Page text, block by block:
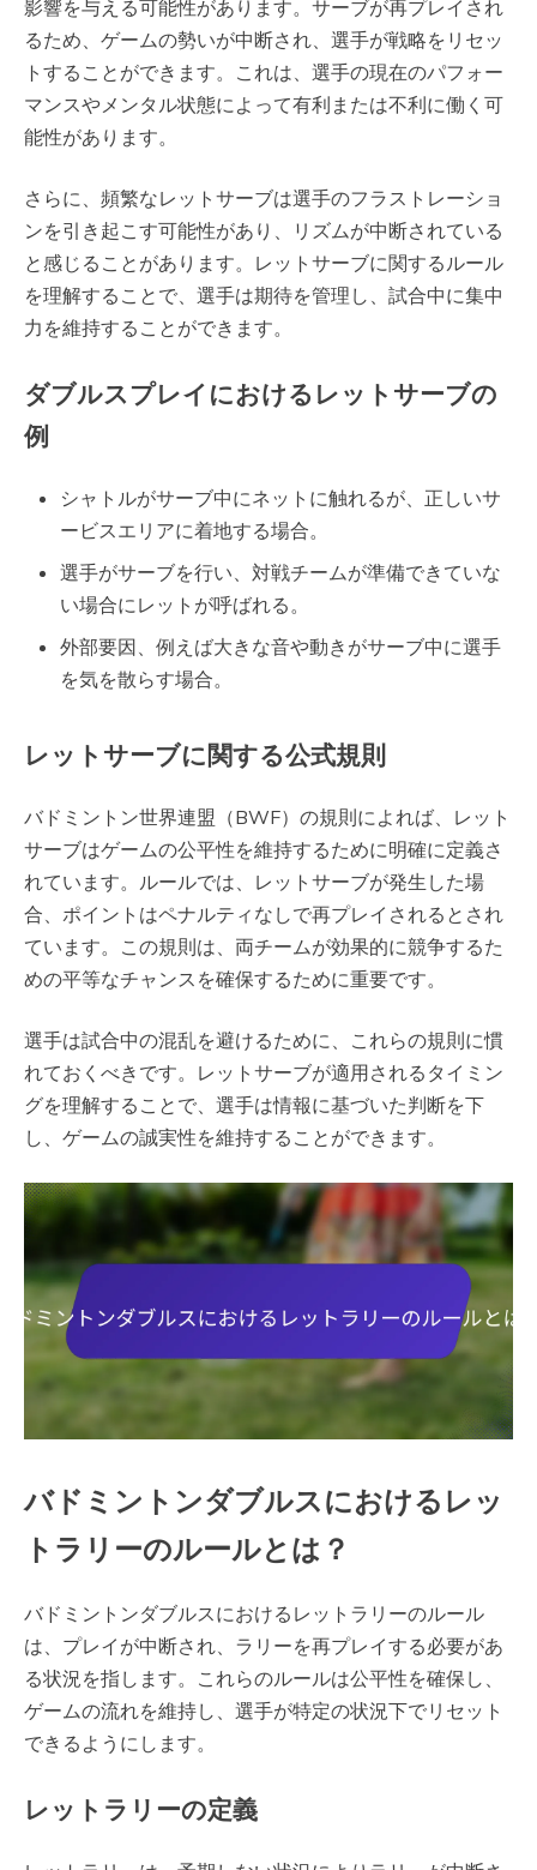
影響を与える可能性があります。サーブが再プレイされ
るため、ゲームの勢いが中断され、選手が戦略をリセッ
トすることができます。これは、選手の現在のパフォー
マンスやメンタル状態によって有利または不利に働く可
能性があります。
さらに、頻繁なレットサーブは選手のフラストレーショ
ンを引き起こす可能性があり、リズムが中断されている
と感じることがあります。レットサーブに関するルール
を理解することで、選手は期待を管理し、試合中に集中
力を維持することができます。
ダブルスプレイにおけるレットサーブの
例
シャトルがサーブ中にネットに触れるが、正しいサ
ービスエリアに着地する場合。
選手がサーブを行い、対戦チームが準備できていな
い場合にレットが呼ばれる。
外部要因、例えば大きな音や動きがサーブ中に選手
を気を散らす場合。
レットサーブに関する公式規則
バドミントン世界連盟（BWF）の規則によれば、レット
サーブはゲームの公平性を維持するために明確に定義さ
れています。ルールでは、レットサーブが発生した場
合、ポイントはペナルティなしで再プレイされるとされ
ています。この規則は、両チームが効果的に競争するた
めの平等なチャンスを確保するために重要です。
選手は試合中の混乱を避けるために、これらの規則に慣
れておくべきです。レットサーブが適用されるタイミン
グを理解することで、選手は情報に基づいた判断を下
し、ゲームの誠実性を維持することができます。
バドミントンダブルスにおけるレッ
トラリーのルールとは？
バドミントンダブルスにおけるレットラリーのルール
は、プレイが中断され、ラリーを再プレイする必要があ
る状況を指します。これらのルールは公平性を確保し、
ゲームの流れを維持し、選手が特定の状況下でリセット
できるようにします。
レットラリーの定義